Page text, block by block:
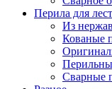
Перила для
Из
Кованые
Сварные